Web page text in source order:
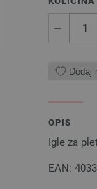
Dodaj
OPIS
Igle za
EAN: